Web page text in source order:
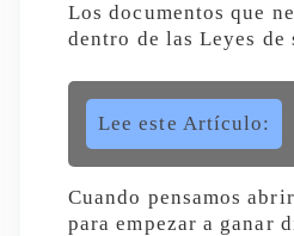
Los documentos que
dentro de las Leyes
Lee este Artículo:
Cuando pensamos
para empezar a ganar